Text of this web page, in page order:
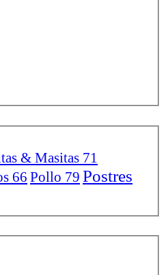
& Masitas 71
66 Pollo 79 Postres